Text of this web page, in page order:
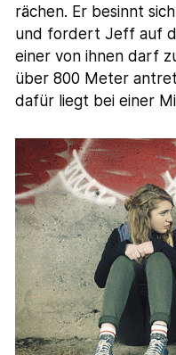
rächen. Er besinnt
und fordert Jeff auf
einer von ihnen darf
über 800 Meter
dafür liegt bei einer